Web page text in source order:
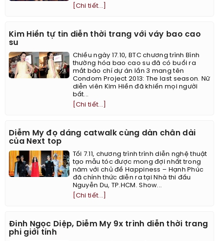
[Chi tiết...]
Kim Hiền tự tin diễn thời trang với váy bao cao
su
Chiều ngày 17.10, BTC chương trình Bình
thường hóa bao cao su đã có buổi ra
mắt báo chí dự án lần 3 mang tên
Condom Project 2013: The last season. Nữ
diễn viên Kim Hiền đã khiến mọi người
bất...
[Chi tiết...]
Diễm My đọ dáng catwalk cùng dàn chân dài
của Next top
Tối 7.11, chương trình trình diễn nghệ thuật
tạo mẫu tóc được mong đợi nhất trong
năm với chủ đề Happiness – Hạnh Phúc
đã chính thức diễn ra tại Nhà thi đấu
Nguyễn Du, TP.HCM. Show...
[Chi tiết...]
Đinh Ngọc Diệp, Diễm My 9x trình diễn thời trang
phi giới tính